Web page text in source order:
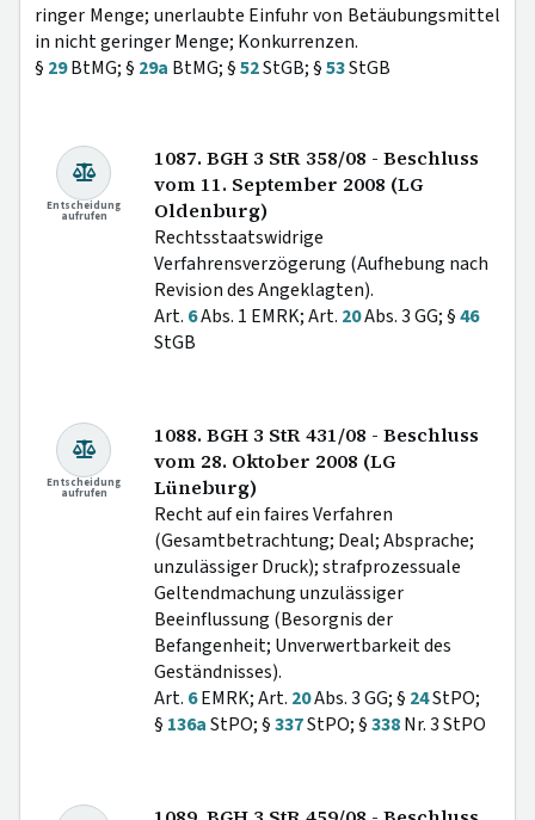
ringer Menge; unerlaubte Einfuhr von Betäubungsmittel
in nicht geringer Menge; Konkurrenzen.
§ 29BtMG; § 29a BtMG; §52StGB; §53StGB
Entscheidung
aufrufen
1087. BGH 3 StR 358/08 - Beschluss
vom 11. September 2008 (LG
Oldenburg)
Rechtsstaatswidrige
Verfahrensverzögerung (Aufhebung nach
Revision des Angeklagten).
Art. 6Abs. 1 EMRK; Art. 20Abs. 3 GG; §46
StGB
Entscheidung
aufrufen
1088. BGH 3 StR 431/08 - Beschluss
vom 28. Oktober 2008 (LG
Lüneburg)
Recht auf ein faires Verfahren
(Gesamtbetrachtung; Deal; Absprache;
unzulässiger Druck); strafprozessuale
Geltendmachung unzulässiger
Beeinflussung (Besorgnis der
Befangenheit; Unverwertbarkeit des
Geständnisses).
Art. 6EMRK; Art. 20Abs. 3 GG; § 24StPO;
§ 136aStPO; §337StPO; §338Nr. 3 StPO